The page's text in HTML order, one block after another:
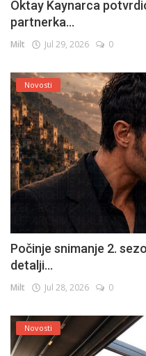
Oktay Kaynarca
partnerka...
Milt Jul 29, 2026 0
Novosti
Počinje snimanje 2.
detalji...
Milt Jul 28, 2026 0
Novosti